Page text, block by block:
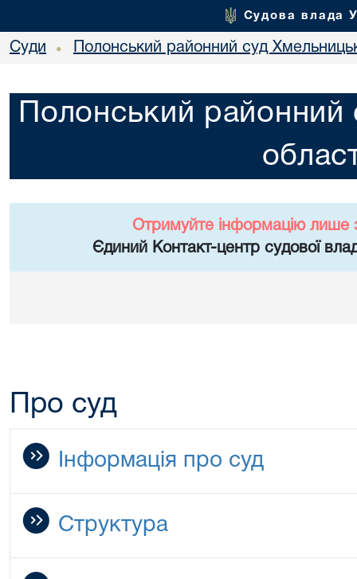
Судова влада
Суди • Полонський районний суд
Полонський районний
Отримуйте інформацію лише
Єдиний Контакт-центр судової
Про суд
Інформація про суд
Структура